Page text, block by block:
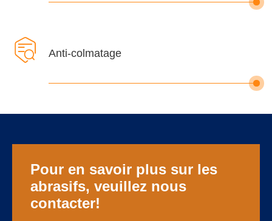
 Anti-colmatage
Pour en savoir plus sur les
abrasifs, veuillez nous
contacter!